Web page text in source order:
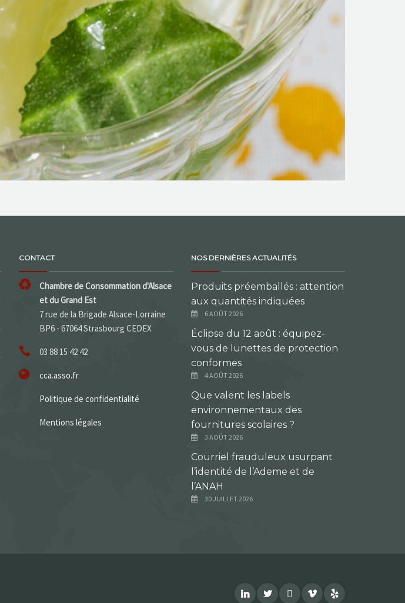
CONTACT
Chambre de Consommation d'Alsace
et du Grand Est
7 rue de la Brigade Alsace-Lorraine
BP6 - 67064 Strasbourg CEDEX
03 88 15 42 42
cca.asso.fr
Politique de confidentialité
Mentions légales
NOS DERNIÈRES ACTUALITÉS
Produits préemballés : attention
aux quantités indiquées
6 AOÛT 2026
Éclipse du 12 août : équipez-
vous de lunettes de protection
conformes
4 AOÛT 2026
Que valent les labels
environnementaux des
fournitures scolaires ?
3 AOÛT 2026
Courriel frauduleux usurpant
l’identité de l’Ademe et de
l’ANAH
30 JUILLET 2026